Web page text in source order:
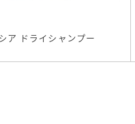
ア ドライシャンプー